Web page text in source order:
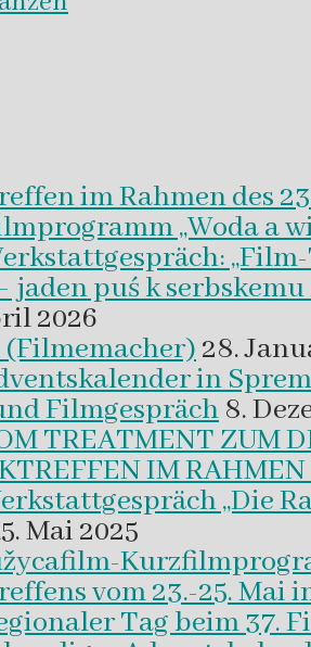
im Rahmen des
„Woda a
jaden puś k
2026
28.
in
Filmgespräch 8.
TREATMENT ZUM
IM
„Die
Mai 2025
vom 23.-25. Mai
Tag beim 37.